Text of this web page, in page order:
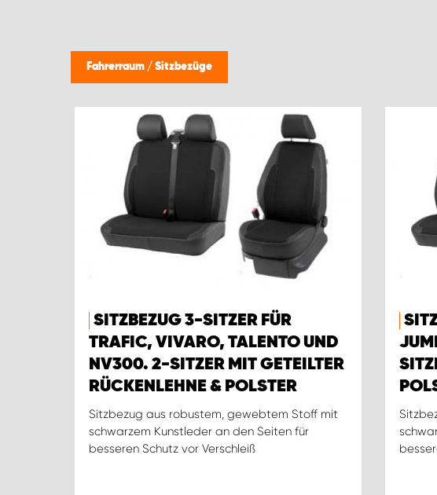
Fahrerraum / Sitzbezüge
SITZBEZUG 3-SITZER FÜR
TRAFIC, VIVARO, TALENTO UND
NV300. 2-SITZER MIT GETEILTER
RÜCKENLEHNE & POLSTER
Sitzbezug aus robustem, gewebtem Stoff mit
schwarzem Kunstleder an den Seiten für
besseren Schutz vor Verschleiß